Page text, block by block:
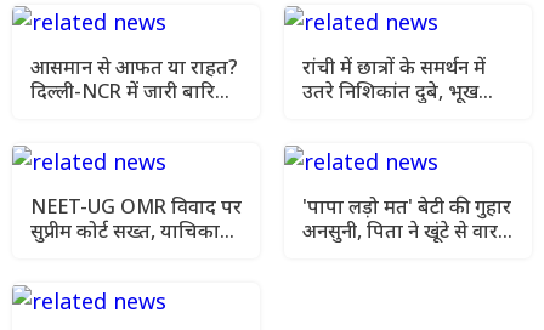
आसमान से आफत या राहत?
दिल्ली-NCR में जारी बारिश
रांची में छात्रों के समर्थन में
उतरे निशिकांत दुबे, भूख
NEET-UG OMR विवाद पर
सुप्रीम कोर्ट सख्त, याचिका
'पापा लड़ो मत' बेटी की गुहार
अनसुनी, पिता ने खूंटे से वार